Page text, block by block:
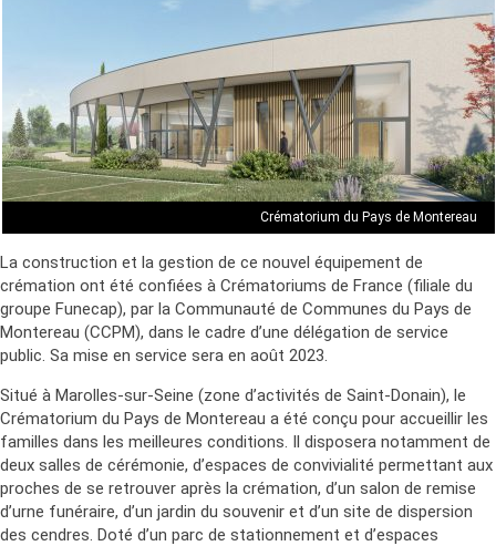
Crématorium du Pays de Montereau
La construction et la gestion de ce nouvel équipement de
crémation ont été confiées à Crématoriums de France (filiale du
groupe Funecap), par la Communauté de Communes du Pays de
Montereau (CCPM), dans le cadre d’une délégation de service
public. Sa mise en service sera en août 2023.
Situé à Marolles-sur-Seine (zone d’activités de Saint-Donain), le
Crématorium du Pays de Montereau a été conçu pour accueillir les
familles dans les meilleures conditions. Il disposera notamment de
deux salles de cérémonie, d’espaces de convivialité permettant aux
proches de se retrouver après la crémation, d’un salon de remise
d’urne funéraire, d’un jardin du souvenir et d’un site de dispersion
des cendres. Doté d’un parc de stationnement et d’espaces